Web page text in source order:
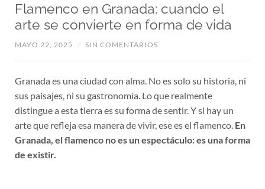
Flamenco en Granada: cuando el
arte se convierte en forma de vida
MAYO 22, 2025 / SIN COMENTARIOS
Granada es una ciudad con alma. No es solo su historia, ni
sus paisajes, ni su gastronomía. Lo que realmente
distingue a esta tierra es su forma de sentir. Y si hay un
arte que refleja esa manera de vivir, ese es el flamenco. En
Granada, el flamenco no es un espectáculo: es una forma
de existir.